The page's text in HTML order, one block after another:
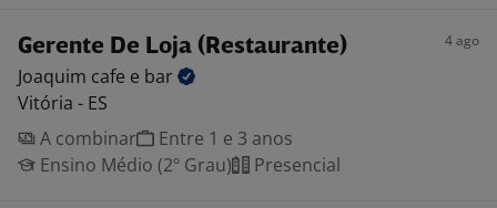
Gerente De Loja (Restaurante) 4 ago
Joaquim cafe e bar
Vitória - ES
A combinar
Entre 1 e 3 anos
Ensino Médio (2º Grau)
Presencial